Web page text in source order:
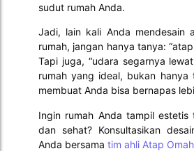
sudut rumah Anda.
Jadi, lain kali Anda mendesain
rumah, jangan hanya tanya:
Tapi juga, “udara segarnya
rumah yang ideal, bukan hanya
membuat Anda bisa bernapas
Ingin rumah Anda tampil
dan sehat? Konsultasikan
Anda bersama tim ahli Atap Omah